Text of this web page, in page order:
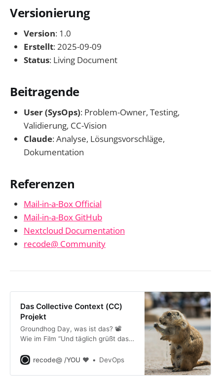
Versionierung
Version: 1.0
Erstellt: 2025-09-09
Status: Living Document
Beitragende
User (SysOps): Problem-Owner, Testing,
Validierung, CC-Vision
Claude: Analyse, Lösungsvorschläge,
Dokumentation
Referenzen
Mail-in-a-Box Official
Mail-in-a-Box GitHub
Nextcloud Documentation
recode@ Community
Das Collective Context (CC)
Projekt
Groundhog Day, was ist das? 📽️
Wie im Film “Und täglich grüßt das
denselben Tag immer und immer
Sessions: Jeder Tag beginnt bei
recode@ /YOU ❤️ DevOps